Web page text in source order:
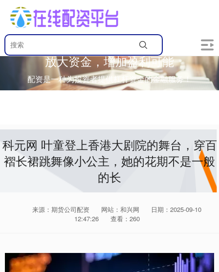
放大资金，增加盈利可能
配资是一种为投资者提供杠杆资金的金融服务！
科元网 叶童登上香港大剧院的舞台，穿百
褶长裙跳舞像小公主，她的花期不是一般
的长
来源：期货公司配资 网站：和兴网
日期：2025-09-10
12:47:26
查看：260